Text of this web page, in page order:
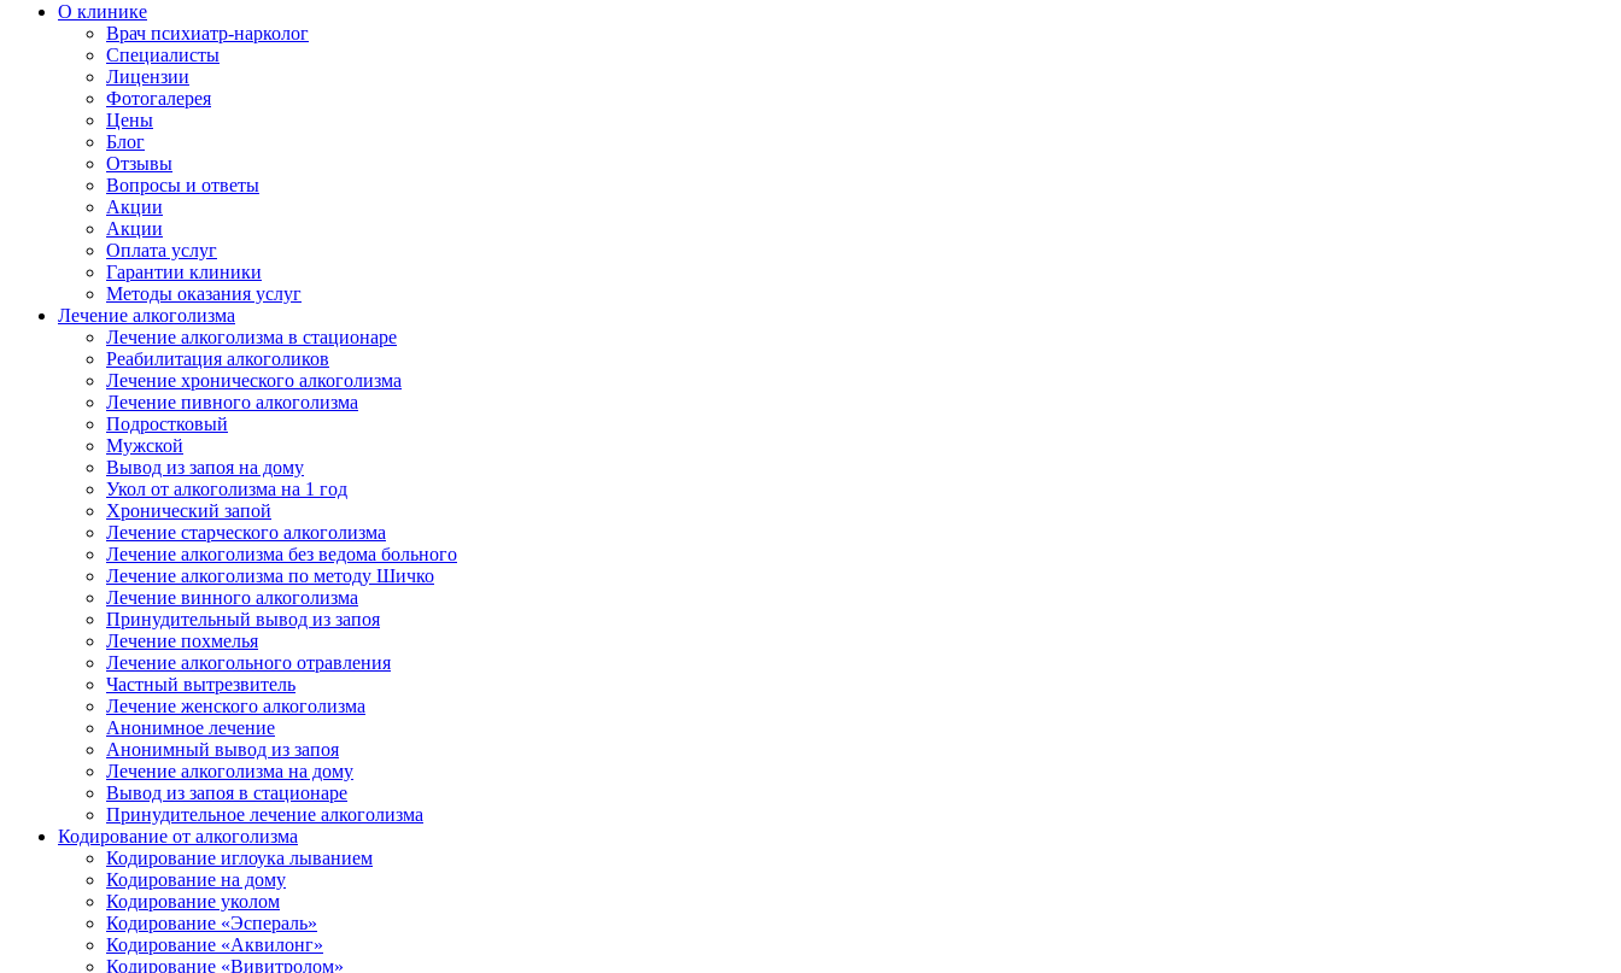
О клинике
Врач психиатр-нарколог
Специалисты
Лицензии
Фотогалерея
Цены
Блог
Отзывы
Вопросы и ответы
Акции
Акции
Оплата услуг
Гарантии клиники
Методы оказания услуг
Лечение алкоголизма
Лечение алкоголизма в стационаре
Реабилитация алкоголиков
Лечение хронического алкоголизма
Лечение пивного алкоголизма
Подростковый
Мужской
Вывод из запоя на дому
Укол от алкоголизма на 1 год
Хронический запой
Лечение старческого алкоголизма
Лечение алкоголизма без ведома больного
Лечение алкоголизма по методу Шичко
Лечение винного алкоголизма
Принудительный вывод из запоя
Лечение похмелья
Лечение алкогольного отравления
Частный вытрезвитель
Лечение женского алкоголизма
Анонимное лечение
Анонимный вывод из запоя
Лечение алкоголизма на дому
Вывод из запоя в стационаре
Принудительное лечение алкоголизма
Кодирование от алкоголизма
Кодирование иглоука лыванием
Кодирование на дому
Кодирование уколом
Кодирование «Эспераль»
Кодирование «Аквилонг»
Кодирование «Вивитролом»